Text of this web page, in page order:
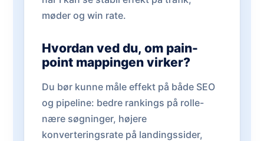
møder og win rate.
Hvordan ved du, om pain-
point mappingen virker?
Du bør kunne måle effekt på både SEO
og pipeline: bedre rankings på rolle-
nære søgninger, højere
konverteringsrate på landingssider,